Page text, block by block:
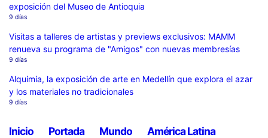
exposición del Museo de Antioquia
9 días
Visitas a talleres de artistas y previews exclusivos: MAMM
renueva su programa de "Amigos" con nuevas membresías
9 días
Alquimia, la exposición de arte en Medellín que explora el azar
y los materiales no tradicionales
9 días
Inicio Portada Mundo
América Latina